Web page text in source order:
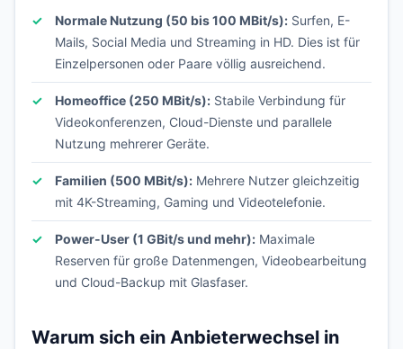
Normale Nutzung (50 bis 100 MBit/s): Surfen, E-
Mails, Social Media und Streaming in HD. Dies ist für
Einzelpersonen oder Paare völlig ausreichend.
Homeoffice (250 MBit/s): Stabile Verbindung für
Videokonferenzen, Cloud-Dienste und parallele
Nutzung mehrerer Geräte.
Familien (500 MBit/s): Mehrere Nutzer gleichzeitig
mit 4K-Streaming, Gaming und Videotelefonie.
Power-User (1 GBit/s und mehr): Maximale
Reserven für große Datenmengen, Videobearbeitung
und Cloud-Backup mit Glasfaser.
Warum sich ein Anbieterwechsel in